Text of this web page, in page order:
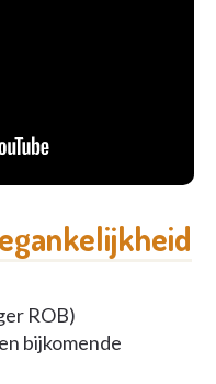
ROB)
bijkomende